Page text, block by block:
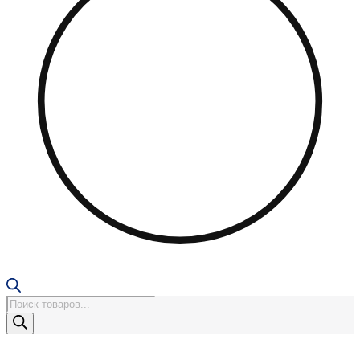
Поиск
товаров